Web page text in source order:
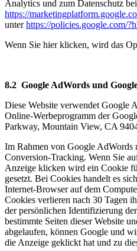
Analytics und zum Datenschutz
https://
unterhttps://policies.google.com/
Wenn Sie hier klicken, wird das
8.2 Google AdWords und
Diese Website verwendet Google
Online-Werbeprogramm der
Parkway, Mountain View, CA
Im Rahmen von Google AdWords
Conversion-Tracking. Wenn Sie
Anzeige klicken wird ein Cookie
gesetzt. Bei Cookies handelt es
Internet-Browser auf dem
Cookies verlieren nach 30 Tagen
der persönlichen Identifizierung
bestimmte Seiten dieser Website
abgelaufen, können Google und
die Anzeige geklickt hat und zu